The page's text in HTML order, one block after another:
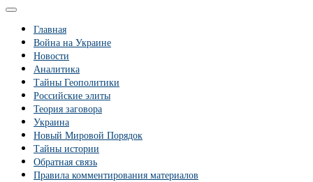
Главная
Война на Украине
Новости
Аналитика
Тайны Геополитики
Российские элиты
Теория заговора
Украина
Новый Мировой Порядок
Тайны истории
Обратная связь
Правила комментирования материалов